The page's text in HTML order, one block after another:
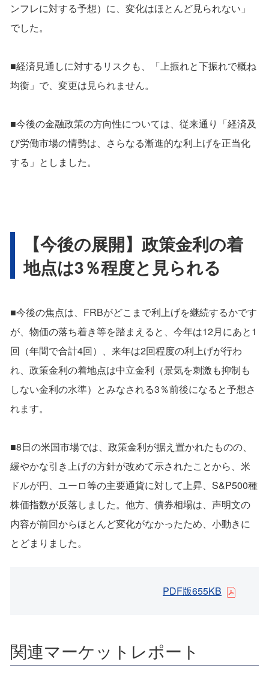
ンフレに対する予想）に、変化はほとんど見られない」
でした。
■経済見通しに対するリスクも、「上振れと下振れで概ね
均衡」で、変更は見られません。
■今後の金融政策の方向性については、従来通り「経済及
び労働市場の情勢は、さらなる漸進的な利上げを正当化
する」としました。
【今後の展開】政策金利の着
地点は3％程度と見られる
■今後の焦点は、FRBがどこまで利上げを継続するかです
が、物価の落ち着き等を踏まえると、今年は12月にあと1
回（年間で合計4回）、来年は2回程度の利上げが行わ
れ、政策金利の着地点は中立金利（景気を刺激も抑制も
しない金利の水準）とみなされる3％前後になると予想さ
れます。
■8日の米国市場では、政策金利が据え置かれたものの、
緩やかな引き上げの方針が改めて示されたことから、米
ドルが円、ユーロ等の主要通貨に対して上昇、S&P500種
株価指数が反落しました。他方、債券相場は、声明文の
内容が前回からほとんど変化がなかったため、小動きに
とどまりました。
PDF版655KB
関連マーケットレポート